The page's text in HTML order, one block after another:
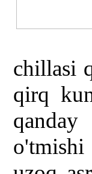
chillasi
qirq